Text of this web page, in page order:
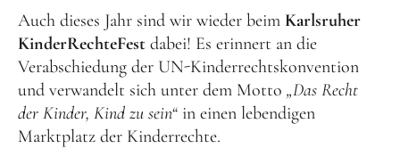
Auch dieses Jahr sind wir wieder beim Karlsruher
KinderRechteFest dabei! Es erinnert an die
Verabschiedung der UN-Kinderrechtskonvention
und verwandelt sich unter dem Motto „Das Recht
der Kinder, Kind zu sein“ in einen lebendigen
Marktplatz der Kinderrechte.